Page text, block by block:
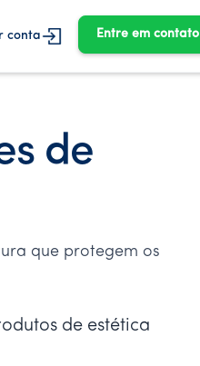
conta Entre em contato
de
que protegem os
de estética